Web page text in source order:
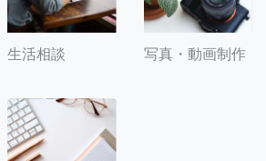
生活相談 写真・動画制作